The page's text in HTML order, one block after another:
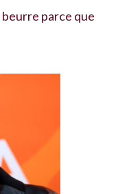
parce que